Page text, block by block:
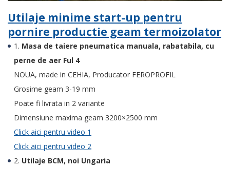
Utilaje minime start-up pentru
pornire productie geam termoizolator
1. Masa de taiere pneumatica manuala, rabatabila, cu
perne de aer Ful 4
NOUA, made in CEHIA, Producator FEROPROFIL
Grosime geam 3-19 mm
Poate fi livrata in 2 variante
Dimensiune maxima geam 3200×2500 mm
Click aici pentru video 1
Click aici pentru video 2
2. Utilaje BCM, noi Ungaria